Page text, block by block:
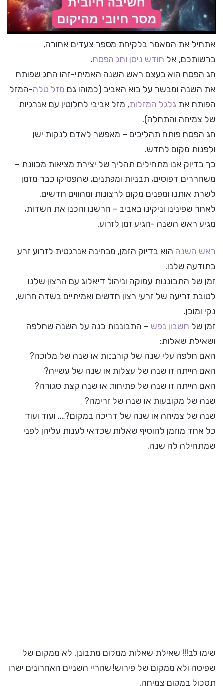
אתחיל את המאמר בלקיחת מספר צעדים אחורה,
ברשותכם, אל חודש ניסן וחג הפסח.
חג הפסח הוא בעצם ראש השנה האמיתי-זהו החג שפותח
את השנה ומבשר על בוא האביב (כמוהו גם מזל טלה-המזל
הפותח את גלגל המזלות, מזל אביבי לחלוטין עם אנרגיות
של צמיחה והתחלה).
חג הפסח פותח תהליכים – מאפשר לאדם לנקות ישן
ולפנות מקום לחדש.
כך בדיוק אנו מתחילים תהליך של יצירת מציאות מכוונת –
משחררים דפוסים, תבניות ומפתנים, שהפסיקו כבר מזמן
לשרת אותנו ומפנים מקום לרצונות ומהווים חדשים.
לאחר שפינינו וניקינו באביב – חרשנו והכנו את השדות,
מגיע ראש השנה -הגיע זמן לזרוע.
ראש השנה הוא בדיוק הזמן, מבחינה אנרגטית לזרוע זרע
בתודעה שלנו.
זמן של התבוננות עמוקה וניהול דיאלוג עם הרצון שלנו
לטובת זריעה של זרעי רצון חדשים ואמיתיים בשדה חרוש,
נקי ומוכן.
זמן של חשבון נפש – התבוננות כנה על השנה שחלפה
ושאילת שאלות:
האם חלפה עלי שנה של קורבנות או שנה של מלוכה?
האם הייתה זו שנה של עצלות או שנה של עשייה?
האם הייתה זו שנה של פתיחות או שנה קצת סגורה?
שנה של מקובעות או שנה של זרימה?
שנה של צמיחה או שנה של דריכה במקום?…. ועוד ועוד
כל אחד מוזמן להוסיף שאלות שכדאי לענות עליהן לפני
שמתחילה לה שנה.
שימו לב!!! שאילת שאלות ממקום מתבונן. לא ממקום של
שפיטה ולא ממקום של פירוש! שהריי השניים האחרונים ישרו
תסכול במקום צמיחה.